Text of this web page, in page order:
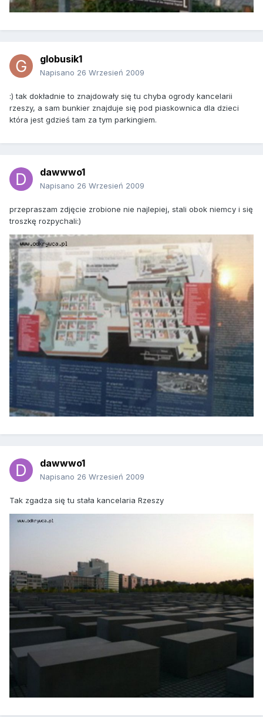
globusik1
Napisano 26 Wrzesień 2009
:) tak dokładnie to znajdowały się tu chyba ogrody kancelarii
rzeszy, a sam bunkier znajduje się pod piaskownica dla dzieci
która jest gdzieś tam za tym parkingiem.
dawwwo1
Napisano 26 Wrzesień 2009
przepraszam zdjęcie zrobione nie najlepiej, stali obok niemcy i się
troszkę rozpychali:)
dawwwo1
Napisano 26 Wrzesień 2009
Tak zgadza się tu stała kancelaria Rzeszy